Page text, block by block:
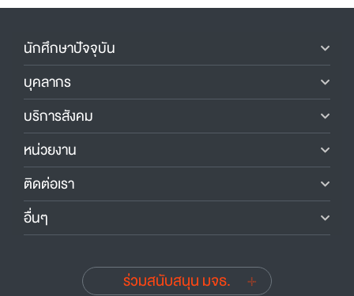
นักศึกษาปัจจุบัน
บุคลากร
บริการสังคม
หน่วยงาน
ติดต่อเรา
อื่นๆ
ร่วมสนับสนุน มจธ.